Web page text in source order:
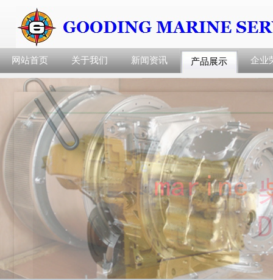
网站首页 关于我们 新闻资讯 产品展示 企业